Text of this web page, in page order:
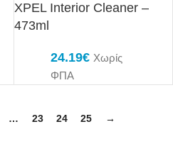
XPEL Interior Cleaner –
473ml
24.19€ Χωρίς
ΦΠΑ
… 23 24 25 →